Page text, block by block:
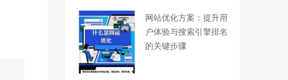
网站优化方案：提升用
户体验与搜索引擎排名
的关键步骤